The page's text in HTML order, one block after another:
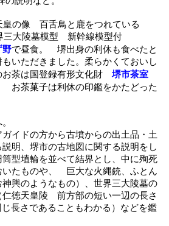
野で昼食。 堺出身の利休も食べたと
いただきました。柔らかくておいし
茶は国登録有形文化財堺市茶室
お茶菓子は利休の印鑑をかたどった
イドの方から古墳からの出土品・土
明、 堺市の古地図に関する説明をし
型埴輪を並べて結界とし、中に殉死
いたものや、 巨大な火縄銃、ふとん
輿のようなもの）、世界三大陵墓の
仁徳天皇陵 前方部の短い一辺の長さ
長さであることもわかる）などを鑑